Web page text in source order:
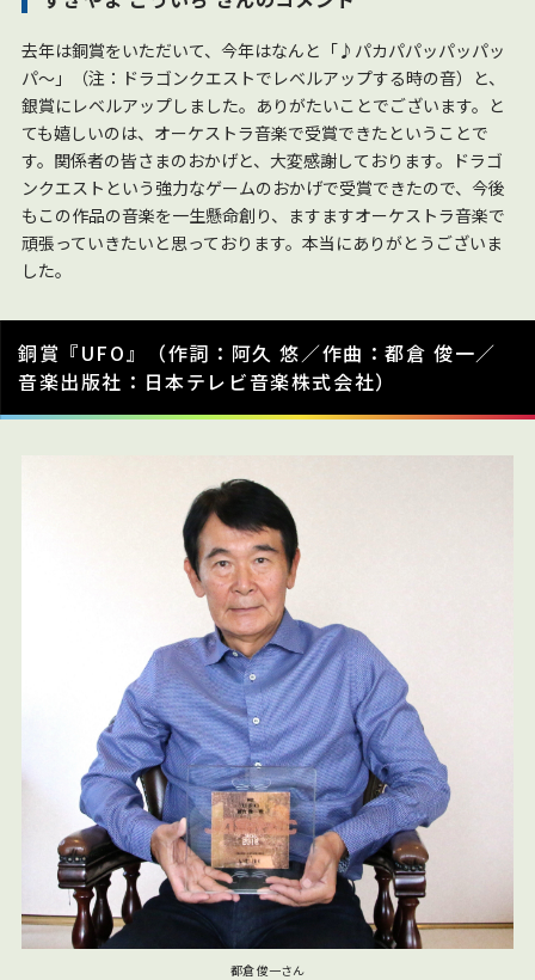
去年は銅賞をいただいて、今年はなんと「♪パカパパッパッパッ
パ～」（注：ドラゴンクエストでレベルアップする時の音）と、
銀賞にレベルアップしました。 ありがたいことでございます。と
ても嬉しいのは、オーケストラ音楽で受賞できたということで
す。関係者の皆さまのおかげと、大変感謝しております。ドラゴ
ンクエストという強力なゲームのおかげで受賞できたので、今後
もこの作品の音楽を一生懸命創り、ますますオーケストラ音楽で
頑張っていきたいと思っております。本当にありがとうございま
した。
銅賞『UFO』（作詞：阿久 悠／作曲：都倉 俊一／
音楽出版社：日本テレビ音楽株式会社）
都倉 俊一さん